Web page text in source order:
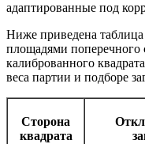
адаптированные под
Ниже приведена
площадями поперечного
калиброванного
веса партии и подборе
Сторона
квадрата